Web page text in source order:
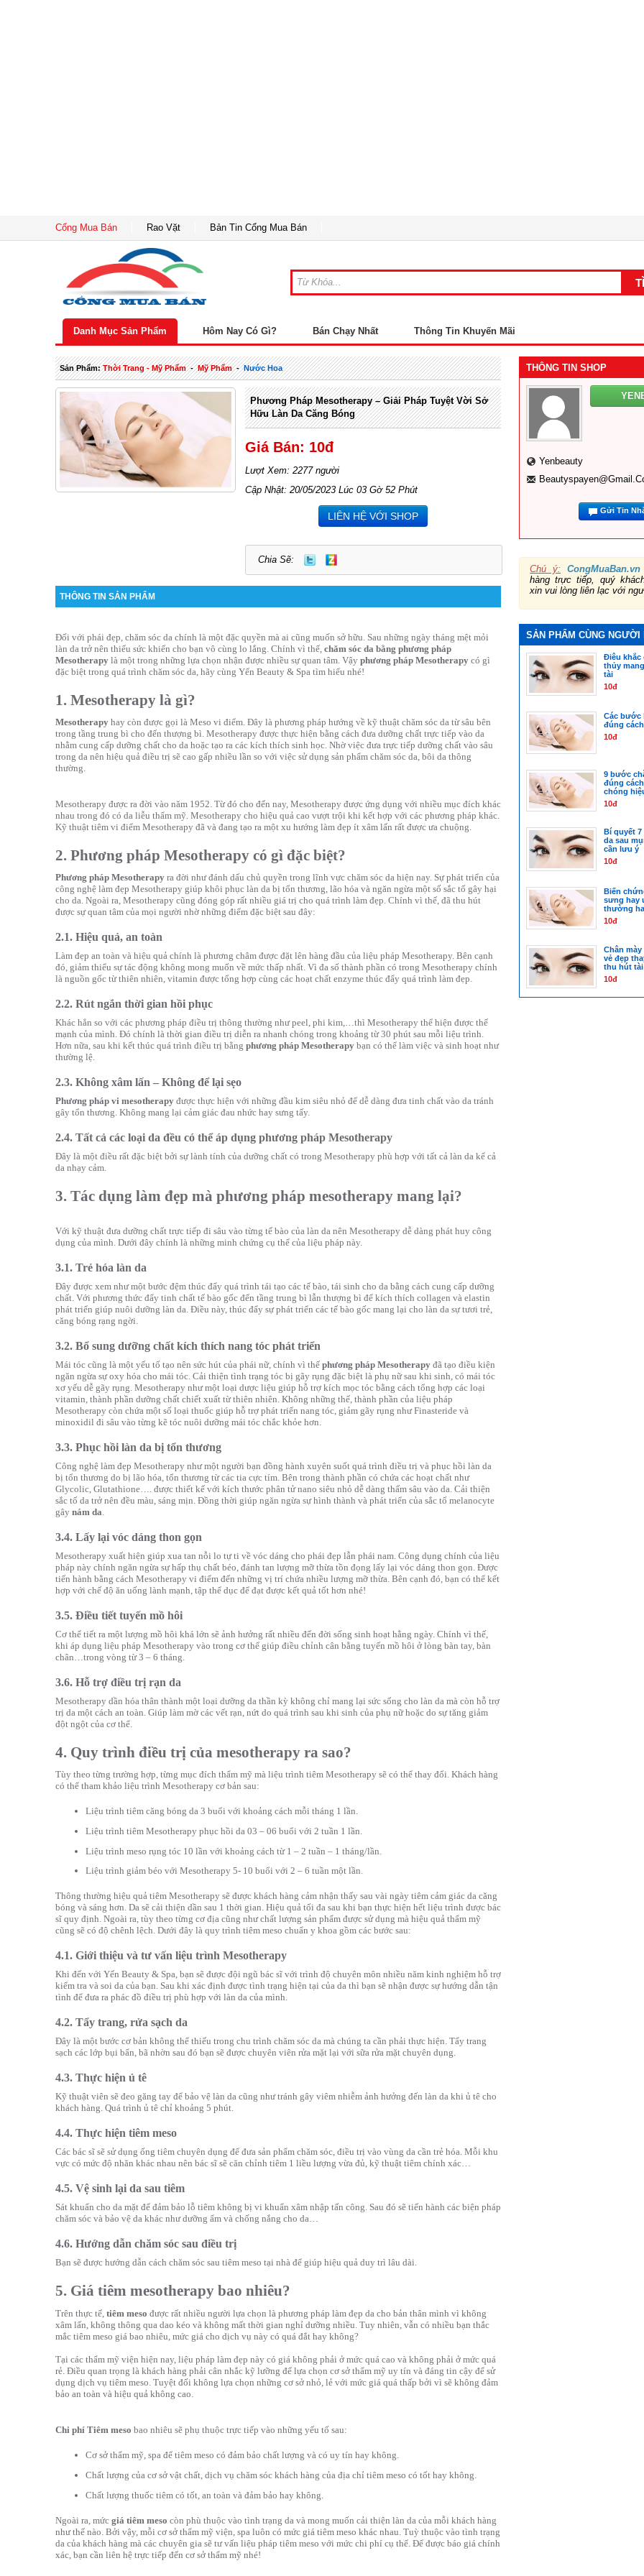
Cổng Mua Bán Rao Vặt Bản Tin Cổng Mua Bán
Danh Mục Sản Phẩm Hôm Nay Có Gì? Bán Chạy Nhất Thông Tin Khuyến Mãi
Sản Phẩm:Thời Trang - Mỹ Phẩm-Mỹ Phẩm-Nước Hoa
Phương Pháp Mesotherapy – Giải Pháp Tuyệt Vời Sở
Hữu Làn Da Căng Bóng
Giá Bán: 10đ
Lượt Xem: 2277 người
Cập Nhật: 20/05/2023 Lúc 03 Gờ 52 Phút
LIÊN HỆ VỚI SHOP
Chia Sẽ:
THÔNG TIN SẢN PHẨM
Đối với phái đẹp, chăm sóc da chính là một đặc quyền mà ai cũng muốn sở hữu. Sau những ngày tháng mệt mỏi
làn da trở nên thiếu sức khiến cho bạn vô cùng lo lắng. Chính vì thế, chăm sóc da bằng phương pháp
Mesotherapy là một trong những lựa chọn nhận được nhiều sự quan tâm. Vậy phương pháp Mesotherapy có gì
đặc biệt trong quá trình chăm sóc da, hãy cùng Yến Beauty & Spa tìm hiểu nhé!
1. Mesotherapy là gì?
Mesotherapy hay còn được gọi là Meso vi điểm. Đây là phương pháp hướng về kỹ thuật chăm sóc da từ sâu bên
trong tầng trung bì cho đến thượng bì. Mesotherapy được thực hiện bằng cách đưa dưỡng chất trực tiếp vào da
nhằm cung cấp dưỡng chất cho da hoặc tạo ra các kích thích sinh học. Nhờ việc đưa trực tiếp dưỡng chất vào sâu
trong da nên hiệu quả điều trị sẽ cao gấp nhiều lần so với việc sử dụng sản phẩm chăm sóc da, bôi da thông
thường.
Mesotherapy được ra đời vào năm 1952. Từ đó cho đến nay, Mesotherapy được ứng dụng với nhiều mục đích khác
nhau trong đó có da liễu thẩm mỹ. Mesotherapy cho hiệu quả cao vượt trội khi kết hợp với các phương pháp khác.
Kỹ thuật tiêm vi điểm Mesotherapy đã và đang tạo ra một xu hướng làm đẹp ít xâm lấn rất được ưa chuộng.
2. Phương pháp Mesotherapy có gì đặc biệt?
Phương pháp Mesotherapy ra đời như đánh dấu chủ quyền trong lĩnh vực chăm sóc da hiện nay. Sự phát triển của
công nghệ làm đẹp Mesotherapy giúp khôi phục làn da bị tổn thương, lão hóa và ngăn ngừa một số sắc tố gây hại
cho da. Ngoài ra, Mesotherapy cũng đóng góp rất nhiều giá trị cho quá trình làm đẹp. Chính vì thế, đã thu hút
được sự quan tâm của mọi người nhờ những điểm đặc biệt sau đây:
2.1. Hiệu quả, an toàn
Làm đẹp an toàn và hiệu quả chính là phương châm được đặt lên hàng đầu của liệu pháp Mesotherapy. Bên cạnh
đó, giảm thiểu sự tác động không mong muốn về mức thấp nhất. Vì đa số thành phần có trong Mesotherapy chính
là nguồn gốc từ thiên nhiên, vitamin được tổng hợp cùng các hoạt chất enzyme thúc đẩy quá trình làm đẹp.
2.2. Rút ngắn thời gian hồi phục
Khác hẳn so với các phương pháp điều trị thông thường như peel, phi kim,…thì Mesotherapy thể hiện được thế
mạnh của mình. Đó chính là thời gian điều trị diễn ra nhanh chóng trong khoảng từ 30 phút sau mỗi liệu trình.
Hơn nữa, sau khi kết thúc quá trình điều trị bằng phương pháp Mesotherapy bạn có thể làm việc và sinh hoạt như
thường lệ.
2.3. Không xâm lấn – Không để lại sẹo
Phương pháp vi mesotherapy được thực hiện với những đầu kim siêu nhỏ để dễ dàng đưa tinh chất vào da tránh
gây tổn thương. Không mang lại cảm giác đau nhức hay sưng tấy.
2.4. Tất cả các loại da đều có thể áp dụng phương pháp Mesotherapy
Đây là một điều rất đặc biệt bởi sự lành tính của dưỡng chất có trong Mesotherapy phù hợp với tất cả làn da kể cả
da nhạy cảm.
3. Tác dụng làm đẹp mà phương pháp mesotherapy mang lại?
Với kỹ thuật đưa dưỡng chất trực tiếp đi sâu vào từng tế bào của làn da nên Mesotherapy dễ dàng phát huy công
dụng của mình. Dưới đây chính là những minh chứng cụ thể của liệu pháp này.
3.1. Trẻ hóa làn da
Đây được xem như một bước đệm thúc đẩy quá trình tái tạo các tế bào, tái sinh cho da bằng cách cung cấp dưỡng
chất. Với phương thức đẩy tinh chất tế bào gốc đến tầng trung bì lẫn thượng bì để kích thích collagen và elastin
phát triển giúp nuôi dưỡng làn da. Điều này, thúc đẩy sự phát triển các tế bào gốc mang lại cho làn da sự tươi trẻ,
căng bóng rạng ngời.
3.2. Bổ sung dưỡng chất kích thích nang tóc phát triển
Mái tóc cũng là một yếu tố tạo nên sức hút của phái nữ, chính vì thế phương pháp Mesotherapy đã tạo điều kiện
ngăn ngừa sự oxy hóa cho mái tóc. Cải thiện tình trạng tóc bị gãy rụng đặc biệt là phụ nữ sau khi sinh, có mái tóc
xơ yếu dễ gãy rụng. Mesotherapy như một loại dược liệu giúp hỗ trợ kích mọc tóc bằng cách tổng hợp các loại
vitamin, thành phần dưỡng chất chiết xuất từ thiên nhiên. Không những thế, thành phần của liệu pháp
Mesotherapy còn chứa một số loại thuốc giúp hỗ trợ phát triển nang tóc, giảm gãy rụng như Finasteride và
minoxidil đi sâu vào từng kẽ tóc nuôi dưỡng mái tóc chắc khỏe hơn.
3.3. Phục hồi làn da bị tổn thương
Công nghệ làm đẹp Mesotherapy như một người bạn đồng hành xuyên suốt quá trình điều trị và phục hồi làn da
bị tổn thương do bị lão hóa, tổn thương từ các tia cực tím. Bên trong thành phần có chứa các hoạt chất như
Glycolic, Glutathione…. được thiết kế với kích thước phân tử nano siêu nhỏ dễ dàng thấm sâu vào da. Cải thiện
sắc tố da trở nên đều màu, sáng mịn. Đồng thời giúp ngăn ngừa sự hình thành và phát triển của sắc tố melanocyte
gây nám da
3.4. Lấy lại vóc dáng thon gọn
Mesotherapy xuất hiện giúp xua tan nỗi lo tự ti về vóc dáng cho phái đẹp lẫn phái nam. Công dụng chính của liệu
pháp này chính ngăn ngừa sự hấp thụ chất béo, đánh tan lượng mỡ thừa tồn đọng lấy lại vóc dáng thon gọn. Được
tiến hành bằng cách Mesotherapy vi điểm đến những vị trí chứa nhiều lượng mỡ thừa. Bên cạnh đó, bạn có thể kết
hợp với chế độ ăn uống lành mạnh, tập thể dục để đạt được kết quả tốt hơn nhé!
3.5. Điều tiết tuyến mồ hôi
Cơ thể tiết ra một lượng mồ hôi khá lớn sẽ ảnh hưởng rất nhiều đến đời sống sinh hoạt hằng ngày. Chính vì thế,
khi áp dụng liệu pháp Mesotherapy vào trong cơ thể giúp điều chỉnh cân bằng tuyến mồ hôi ở lòng bàn tay, bàn
chân…trong vòng từ 3 – 6 tháng.
3.6. Hỗ trợ điều trị rạn da
Mesotherapy dần hóa thân thành một loại dưỡng da thần kỳ không chỉ mang lại sức sống cho làn da mà còn hỗ trợ
trị da một cách an toàn. Giúp làm mờ các vết rạn, nứt do quá trình sau khi sinh của phụ nữ hoặc do sự tăng giảm
đột ngột của cơ thể.
4. Quy trình điều trị của mesotherapy ra sao?
Tùy theo từng trường hợp, từng mục đích thẩm mỹ mà liệu trình tiêm Mesotherapy sẽ có thể thay đổi. Khách hàng
có thể tham khảo liệu trình Mesotherapy cơ bản sau:
Liệu trình tiêm căng bóng da 3 buổi với khoảng cách mỗi tháng 1 lần.
Liệu trình tiêm Mesotherapy phục hồi da 03 – 06 buổi với 2 tuần 1 lần.
Liệu trình meso rụng tóc 10 lần với khoảng cách từ 1 – 2 tuần – 1 tháng/lần.
Liệu trình giảm béo với Mesotherapy 5- 10 buổi với 2 – 6 tuần một lần.
Thông thường hiệu quả tiêm Mesotherapy sẽ được khách hàng cảm nhận thấy sau vài ngày tiêm cảm giác da căng
bóng và sáng hơn. Da sẽ cải thiện dần sau 1 thời gian. Hiệu quả tối đa sau khi bạn thực hiện hết liệu trình được bác
sĩ quy định. Ngoài ra, tùy theo từng cơ địa cũng như chất lượng sản phẩm được sử dụng mà hiệu quả thẩm mỹ
cũng sẽ có độ chênh lệch. Dưới đây là quy trình tiêm meso chuẩn y khoa gồm các bước sau:
4.1. Giới thiệu và tư vấn liệu trình Mesotherapy
Khi đến với Yến Beauty & Spa, bạn sẽ được đội ngũ bác sĩ với trình độ chuyên môn nhiều năm kinh nghiệm hỗ trợ
kiểm tra và soi da của bạn. Sau khi xác định được tình trạng hiện tại của da thì bạn sẽ nhận được sự hướng dẫn tận
tình để đưa ra phác đồ điều trị phù hợp với làn da của mình.
4.2. Tẩy trang, rửa sạch da
Đây là một bước cơ bản không thể thiếu trong chu trình chăm sóc da mà chúng ta cần phải thực hiện. Tẩy trang
sạch các lớp bụi bẩn, bã nhờn sau đó bạn sẽ được chuyên viên rửa mặt lại với sữa rửa mặt chuyên dụng.
4.3. Thực hiện ủ tê
Kỹ thuật viên sẽ đeo găng tay để bảo vệ làn da cũng như tránh gây viêm nhiễm ảnh hưởng đến làn da khi ủ tê cho
khách hàng. Quá trình ủ tê chỉ khoảng 5 phút.
4.4. Thực hiện tiêm meso
Các bác sĩ sẽ sử dụng ống tiêm chuyên dụng để đưa sản phẩm chăm sóc, điều trị vào vùng da cần trẻ hóa. Mỗi khu
vực có mức độ nhăn khác nhau nên bác sĩ sẽ căn chỉnh tiêm 1 liều lượng vừa đủ, kỹ thuật tiêm chính xác…
4.5. Vệ sinh lại da sau tiêm
Sát khuẩn cho da mặt để đảm bảo lỗ tiêm không bị vi khuẩn xâm nhập tấn công. Sau đó sẽ tiến hành các biện pháp
chăm sóc và bảo vệ da khác như dưỡng ẩm và chống nắng cho da…
4.6. Hướng dẫn chăm sóc sau điều trị
Bạn sẽ được hướng dẫn cách chăm sóc sau tiêm meso tại nhà để giúp hiệu quả duy trì lâu dài.
5. Giá tiêm mesotherapy bao nhiêu?
Trên thực tế, tiêm meso được rất nhiều người lựa chọn là phương pháp làm đẹp da cho bản thân mình vì không
xâm lấn, không thông qua dao kéo và không mất thời gian nghỉ dưỡng nhiều. Tuy nhiên, vẫn có nhiều bạn thắc
mắc tiêm meso giá bao nhiêu, mức giá cho dịch vụ này có quá đắt hay không?
Tại các thẩm mỹ viện hiện nay, liệu pháp làm đẹp này có giá không phải ở mức quá cao và không phải ở mức quá
rẻ. Điều quan trọng là khách hàng phải cân nhắc kỹ lưỡng để lựa chọn cơ sở thẩm mỹ uy tín và đáng tin cậy để sử
dụng dịch vụ tiêm meso. Tuyệt đối không lựa chọn những cơ sở nhỏ, lẻ với mức giá quá thấp bởi vì sẽ không đảm
bảo an toàn và hiệu quả không cao.
Chi phí Tiêm meso bao nhiêu sẽ phụ thuộc trực tiếp vào những yếu tố sau:
Cơ sở thẩm mỹ, spa để tiêm meso có đảm bảo chất lượng và có uy tín hay không.
Chất lượng của cơ sở vật chất, dịch vụ chăm sóc khách hàng của địa chỉ tiêm meso có tốt hay không.
Chất lượng thuốc tiêm có tốt, an toàn và đảm bảo hay không.
Ngoài ra, mức giá tiêm meso còn phù thuộc vào tình trạng da và mong muốn cải thiện làn da của mỗi khách hàng
như thế nào. Bởi vậy, mỗi cơ sở thẩm mỹ viện, spa luôn có mức giá tiêm meso khác nhau. Tuỳ thuộc vào tình trạng
da của khách hàng mà các chuyên gia sẽ tư vấn liệu pháp tiêm meso với mức chi phí cụ thể. Để được báo giá chính
xác, bạn cần liên hệ trực tiếp đến cơ sở thẩm mỹ nhé!
THÔNG TIN SHOP
Yenbeauty
Gửi Tin
Chú ý: CongMuaBan.vn
hàng trực tiếp, quý
xin vui lòng liên lạc với
SẢN PHẨM CÙNG NGƯỜI
Điêu khắc
thủy
tài
10đ
Các bước
đúng
10đ
9 bước
đúng
chóng
10đ
Bí quyết
da sau
cần lưu ý
10đ
Biến
sưng hay
thường
10đ
Chân
vẻ đẹp
thu hút
10đ